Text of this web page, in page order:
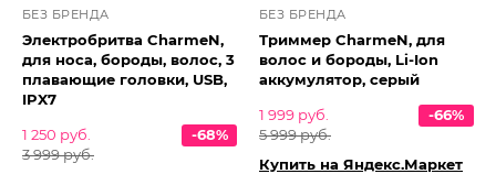
БЕЗ БРЕНДА
Электробритва CharmeN,
для носа, бороды, волос, 3
плавающие головки, USB,
IPX7
1 250 руб.
3 999 руб.
-68%
БЕЗ БРЕНДА
Триммер CharmeN, для
волос и бороды, Li-Ion
аккумулятор, серый
1 999 руб.
5 999 руб.
-66%
Купить на Яндекс.Маркет